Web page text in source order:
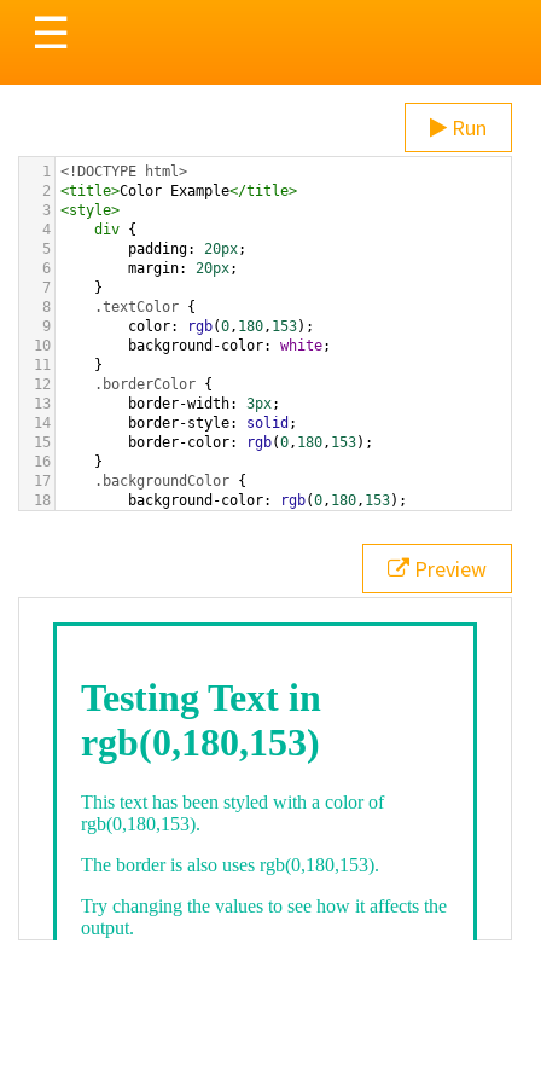
Toggle
navigation
☰
Run
1 <!DOCTYPE html>
2
<title>Color Example</title>
3 <style>
4
div {
5
padding: 20px;
6
margin: 20px;
7
}
8
.textColor {
9
color: rgb(0, 180, 153);
10
background-color: white;
11
}
12
.borderColor {
13
border-width: 3px;
14
border-style: solid ;
15
border-color: rgb(0, 180, 153);
16
}
17
.backgroundColor {
18
background-color: rgb(0, 180, 153);
bottom ,
white, rgb(0,180,153));
div class="textColor borderColor"
< h1>Testing Text in rgb(0,180,153)
Preview